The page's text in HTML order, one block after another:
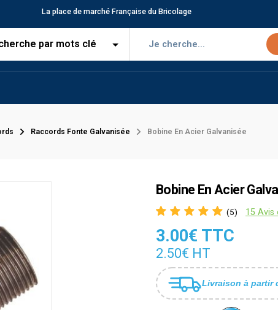
La place de marché Française du Bricolage
Raccords Fonte Galvanisée Bobine En Acier Galvanisée
Bobine En Acier
(5) 15 Avis
3.00€ TTC
2.50€ HT
Livraison à partir